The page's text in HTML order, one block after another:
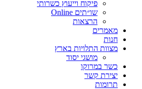
פיקוח וייעוץ כשרותי
שו״תים Online
הרצאות
מאמרים
חנות
מצוות התלויות בארץ
מושגי יסוד
כשר במרוקו
יצירת קשר
תרומות